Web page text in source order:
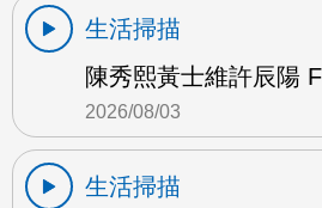
生活掃描
陳秀熙黃士維許辰陽
2026/08/03
生活掃描